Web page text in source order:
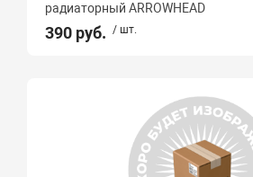
радиаторный ARROWHEAD
390 руб. / шт.